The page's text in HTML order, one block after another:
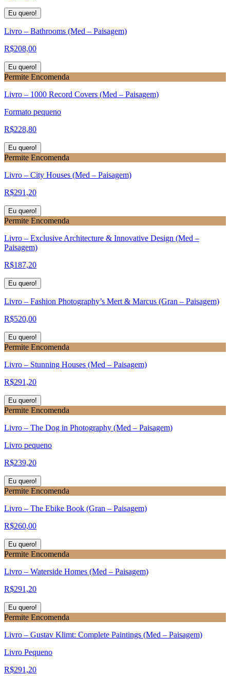
Eu quero!
Livro – Bathrooms (Med – Paisagem)
R$208,00
Eu quero!
Permite Encomenda
Livro – 1000 Record Covers (Med – Paisagem)
Formato pequeno
R$228,80
Eu quero!
Permite Encomenda
Livro – City Houses (Med – Paisagem)
R$291,20
Eu quero!
Permite Encomenda
Livro – Exclusive Architecture & Innovative Design (Med –
Paisagem)
R$187,20
Eu quero!
Livro – Fashion Photography’s Mert & Marcus (Gran – Paisagem)
R$520,00
Eu quero!
Permite Encomenda
Livro – Stunning Houses (Med – Paisagem)
R$291,20
Eu quero!
Permite Encomenda
Livro – The Dog in Photography (Med – Paisagem)
Livro pequeno
R$239,20
Eu quero!
Permite Encomenda
Livro – The Ebike Book (Gran – Paisagem)
R$260,00
Eu quero!
Permite Encomenda
Livro – Waterside Homes (Med – Paisagem)
R$291,20
Eu quero!
Permite Encomenda
Livro – Gustav Klimt: Complete Paintings (Med – Paisagem)
Livro Pequeno
R$291,20